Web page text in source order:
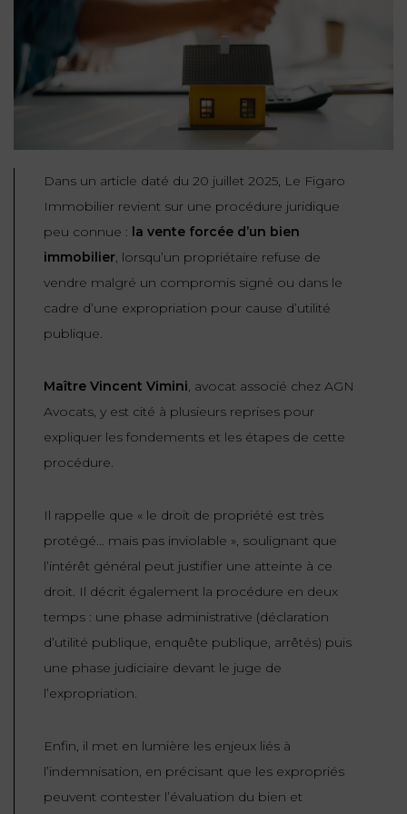
RESPONSABILITÉ
IMMOBILIER
CONTRATS &
CONSOMMATION
ADMINISTRATIF
SUCCESSION
CALCULER
VOS
INDEMNITÉ DE
PENSION
ALIMENTAIRE
COMPENSATOIRE
DROIT
DES
& ASSURANCE
FISCALITÉ
IMMOBILIER
DROIT
ADMINISTRATIF
AVOCATS
SERVICE
RGPD
DONNÉES
PERSONNELLES
DROIT
NUMÉRIQUE
ET
PROPRIÉTÉ
INTELLECTUELLE
DISTRIBUTION
ENTREPRISES
EN
DIFFICULTÉ
AGN
DROIT
DU
TOURISME
EQUIPE
DIRIGEANTE
NOUS
Nos
agences
Prendre
09
72
24
Dans un article daté du 20 juillet 2025, Le Figaro
Immobilier revient sur une procédure juridique
peu connue : la vente forcée d’un bien
immobilier, lorsqu’un propriétaire refuse de
vendre malgré un compromis signé ou dans le
cadre d’une expropriation pour cause d’utilité
publique.
Maître Vincent Vimini, avocat associé chez AGN
Avocats, y est cité à plusieurs reprises pour
expliquer les fondements et les étapes de cette
procédure.
Il rappelle que « le droit de propriété est très
protégé… mais pas inviolable », soulignant que
l’intérêt général peut justifier une atteinte à ce
droit. Il décrit également la procédure en deux
temps : une phase administrative (déclaration
d’utilité publique, enquête publique, arrêtés) puis
une phase judiciaire devant le juge de
l’expropriation.
Enfin, il met en lumière les enjeux liés à
l’indemnisation, en précisant que les expropriés
peuvent contester l’évaluation du bien et